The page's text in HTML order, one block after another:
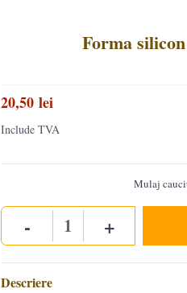
Forma
20,50 lei
Include TVA
Mulaj
- Quantity
+
Descriere